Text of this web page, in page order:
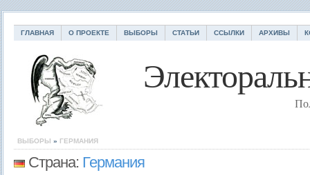
ГЛАВНАЯ О ПРОЕКТЕ ВЫБОРЫ СТАТЬИ ССЫЛКИ АРХИВЫ
ВЫБОРЫ » ГЕРМАНИЯ
Страна: Германия